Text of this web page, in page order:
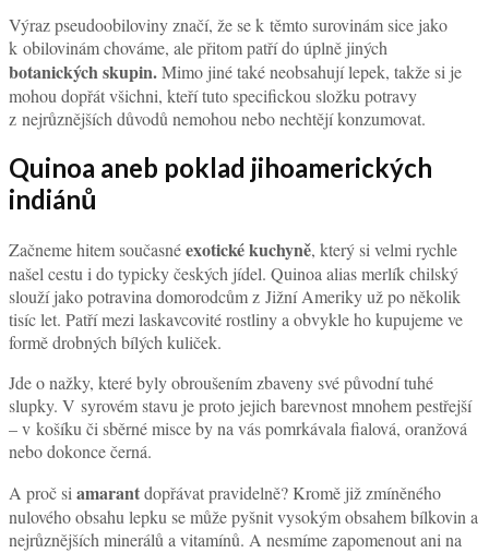
Výraz pseudoobiloviny značí, že se k těmto surovinám sice jako
k obilovinám chováme, ale přitom patří do úplně jiných
botanických skupin.Mimo jiné také neobsahují lepek, takže si je
mohou dopřát všichni, kteří tuto specifickou složku potravy
z nejrůznějších důvodů nemohou nebo nechtějí konzumovat.
Quinoa aneb poklad jihoamerických
indiánů
Začneme hitem současnéexotické kuchyně, který si velmi rychle
našel cestu i do typicky českých jídel. Quinoa alias merlík chilský
slouží jako potravina domorodcům z Jižní Ameriky už po několik
tisíc let. Patří mezi laskavcovité rostliny a obvykle ho kupujeme ve
formě drobných bílých kuliček.
Jde o nažky, které byly obroušením zbaveny své původní tuhé
slupky. V syrovém stavu je proto jejich barevnost mnohem pestřejší
– v košíku či sběrné misce by na vás pomrkávala fialová, oranžová
nebo dokonce černá.
A proč siamarantdopřávat pravidelně? Kromě již zmíněného
nulového obsahu lepku se může pyšnit vysokým obsahem bílkovin a
nejrůznějších minerálů a vitamínů. A nesmíme zapomenout ani na